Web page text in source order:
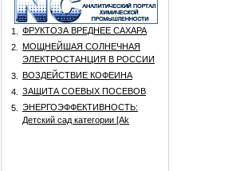
1.
ФРУКТОЗА ВРЕДНЕЕ САХАРА
2.
МОЩНЕЙШАЯ СОЛНЕЧНАЯ
ЭЛЕКТРОСТАНЦИЯ В РОССИИ
3.
ВОЗДЕЙСТВИЕ КОФЕИНА
4.
ЗАЩИТА СОЕВЫХ ПОСЕВОВ
5.
ЭНЕРГОЭФФЕКТИВНОСТЬ:
Детский сад категории [Аk